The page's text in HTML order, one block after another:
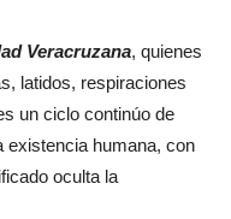
Veracruzana, quienes
latidos, respiraciones
un ciclo continúo de
existencia humana, con
oculta la